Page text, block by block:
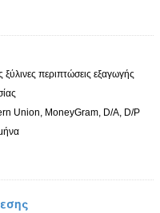
περιπτώσεις εξαγωγής
Union, MoneyGram, D/A, D/P